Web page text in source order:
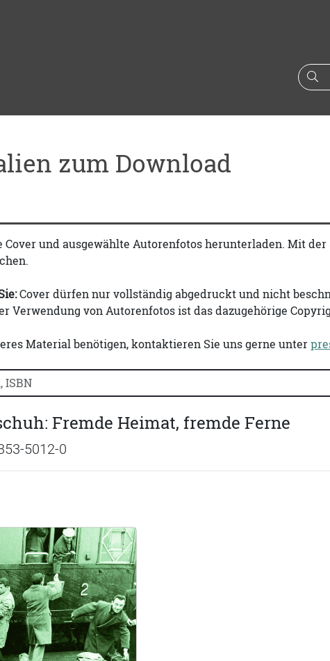
zum Download
Cover und ausgewählte Autorenfotos herunterladen. Mit
Cover dürfen nur vollständig abgedruckt und nicht
Verwendung von Autorenfotos ist das dazugehörige
Material benötigen, kontaktieren Sie uns gerne unter
Autorennamen oder ISBN suchen:
Fremde Heimat, fremde Ferne
5012-0